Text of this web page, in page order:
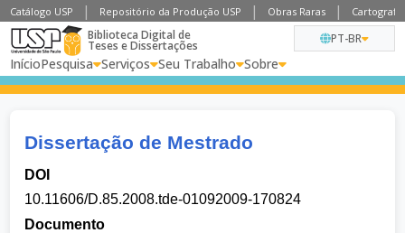
Catálogo USP Repositório da Produção USP Obras Raras
Biblioteca Digital de
Teses e Dissertações
InícioPesquisa Serviços Seu Trabalho Sobre
PT-BR
Dissertação de Mestrado
DOI
10.11606/D.85.2008.tde-01092009-170824
Documento